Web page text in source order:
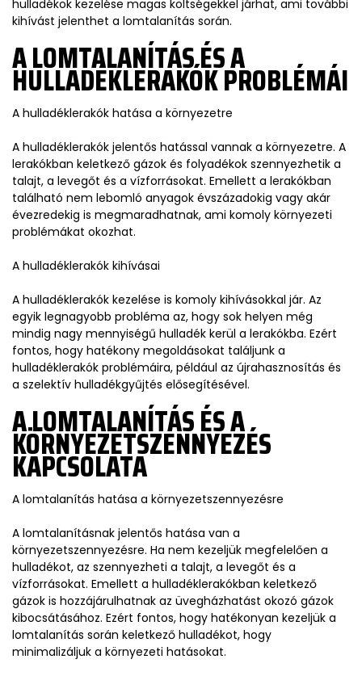
hulladékok kezelése magas költségekkel járhat, ami további
kihívást jelenthet a lomtalanítás során.
A LOMTALANÍTÁS ÉS A
HULLADÉKLERAKÓK PROBLÉMÁI
A hulladéklerakók hatása a környezetre
A hulladéklerakók jelentős hatással vannak a környezetre. A
lerakókban keletkező gázok és folyadékok szennyezhetik a
talajt, a levegőt és a vízforrásokat. Emellett a lerakókban
található nem lebomló anyagok évszázadokig vagy akár
évezredekig is megmaradhatnak, ami komoly környezeti
problémákat okozhat.
A hulladéklerakók kihívásai
A hulladéklerakók kezelése is komoly kihívásokkal jár. Az
egyik legnagyobb probléma az, hogy sok helyen még
mindig nagy mennyiségű hulladék kerül a lerakókba. Ezért
fontos, hogy hatékony megoldásokat találjunk a
hulladéklerakók problémáira, például az újrahasznosítás és
a szelektív hulladékgyűjtés elősegítésével.
A LOMTALANÍTÁS ÉS A
KÖRNYEZETSZENNYEZÉS
KAPCSOLATA
A lomtalanítás hatása a környezetszennyezésre
A lomtalanításnak jelentős hatása van a
környezetszennyezésre. Ha nem kezeljük megfelelően a
hulladékot, az szennyezheti a talajt, a levegőt és a
vízforrásokat. Emellett a hulladéklerakókban keletkező
gázok is hozzájárulhatnak az üvegházhatást okozó gázok
kibocsátásához. Ezért fontos, hogy hatékonyan kezeljük a
lomtalanítás során keletkező hulladékot, hogy
minimalizáljuk a környezeti hatásokat.